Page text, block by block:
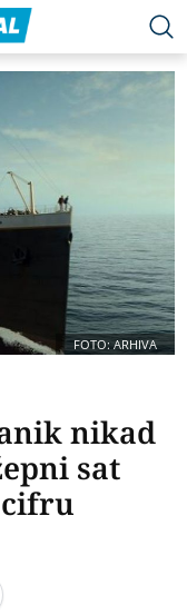
FOTO: ARHIVA
nikad
sat